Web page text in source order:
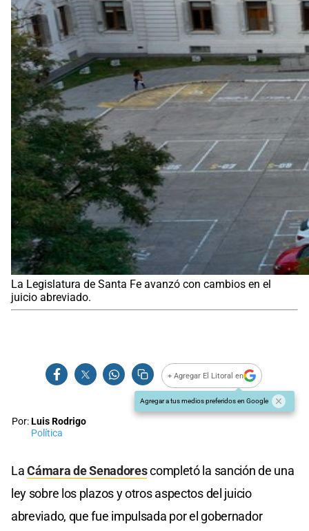
La Legislatura de Santa Fe avanzó con cambios en el
juicio abreviado.
+ Agregar El Litoral en
Agregar a tus medios preferidos en Google
Por:Luis Rodrigo
Política
LaCámara de Senadorescompletó la sanción de una
ley sobre los plazos y otros aspectos del juicio
abreviado, que fue impulsada por el gobernador